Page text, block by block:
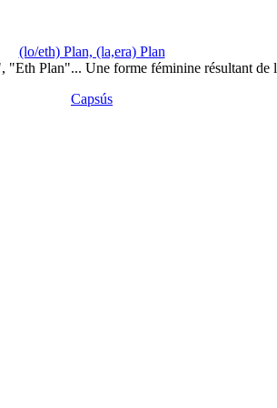
(lo/eth) Plan, (la,era) Plan
"Eth Plan"... Une forme féminine résultant
Capsús